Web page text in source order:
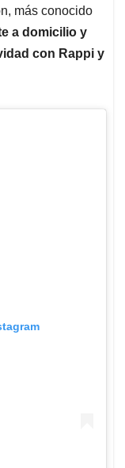
más conocido
a domicilio y
con Rappi y